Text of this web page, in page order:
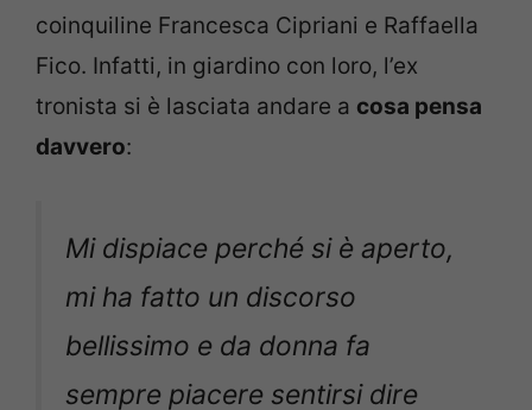
coinquiline Francesca Cipriani e Raffaella
Fico. Infatti, in giardino con loro, l’ex
tronista si è lasciata andare a cosa pensa
davvero:
Mi dispiace perché si è aperto,
mi ha fatto un discorso
bellissimo e da donna fa
sempre piacere sentirsi dire